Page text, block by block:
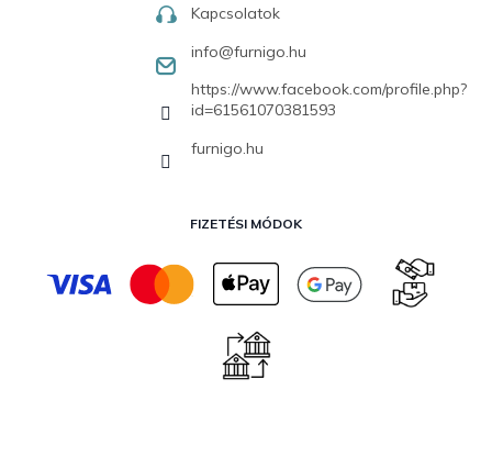
Kapcsolatok
info@furnigo.hu
https://www.facebook.com/profile.php?
id=61561070381593
furnigo.hu
FIZETÉSI MÓDOK